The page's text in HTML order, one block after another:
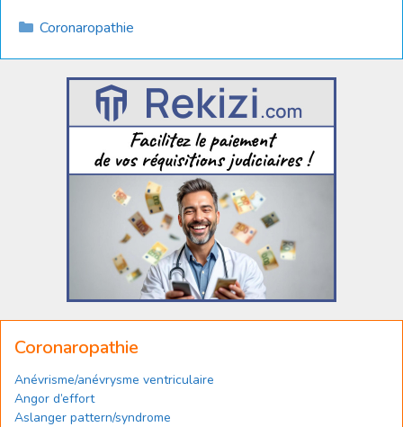
Catégories
Coronaropathie
Coronaropathie
Anévrisme/anévrysme ventriculaire
Angor d’effort
Aslanger pattern/syndrome